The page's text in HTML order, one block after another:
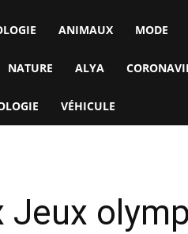
ANIMAUX MODE
NATURE ALYA
VÉHICULE
Jeux